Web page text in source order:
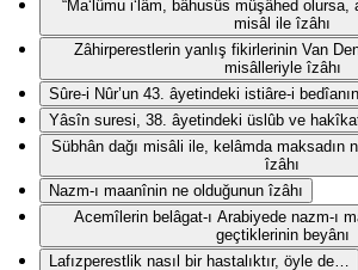
“Ma‘lûmu i‘lâm, bâhusûs müşâhed olursa,
misâl ile îzâhı
Zâhirperestlerin yanlış fikirlerinin Van
misâlleriyle îzâhı
Sûre-i Nûr’un 43. âyetindeki istiâre-i
Yâsîn suresi, 38. âyetindeki üslûb ve
Sübhân dağı misâli ile, kelâmda maksadın
îzâhı
Nazm-ı maanînin ne olduğunun îzâhı
Acemîlerin belâgat-ı Arabiyede nazm-ı
geçtiklerinin beyânı
Lafızperestlik nasıl bir hastalıktır, öyle de…